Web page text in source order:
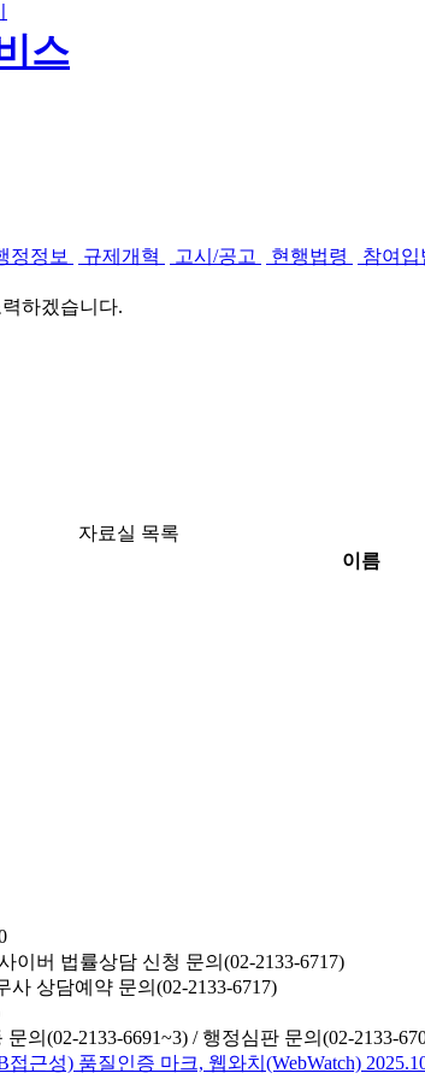
정정보 규제개혁 고시/공고 현행법령 참여입
하겠습니다.
자료실 목록
이름
이버 법률상담 신청 문의(02-2133-6717)
사 상담예약 문의(02-2133-6717)
의(02-2133-6691~3) / 행정심판 문의(02-2133-